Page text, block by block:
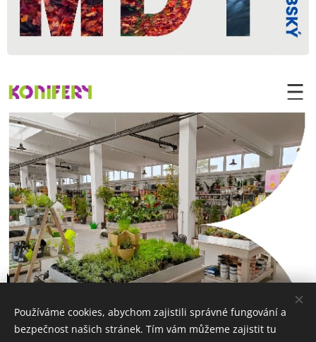
Vytvořeno službouWebnode Cookies
Používáme cookies, abychom zajistili správné fungování a
bezpečnost našich stránek. Tím vám můžeme zajistit tu